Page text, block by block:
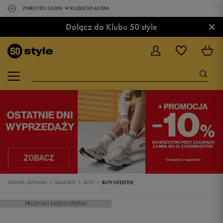
ZWROT DO 30 DNI. W KLUBIE DO 60 DNI.
Dołącz do Klubu 50 style ×
STRONA GŁÓWNA DAMSKIE BUTY BUTY LIFESTYLE
PRODUKT NIEDOSTĘPNY